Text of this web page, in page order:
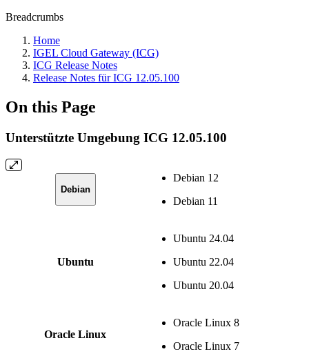
Breadcrumbs
Home
IGEL Cloud Gateway (ICG)
ICG Release Notes
Release Notes für ICG 12.05.100
On this Page
Unterstützte Umgebung ICG 12.05.100
Debian
Debian 12
Debian 11
Ubuntu
Ubuntu 24.04
Ubuntu 22.04
Ubuntu 20.04
Oracle Linux
Oracle Linux 8
Oracle Linux 7